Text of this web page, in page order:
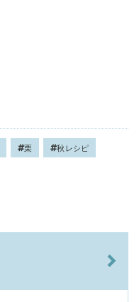
栗 秋レシピ